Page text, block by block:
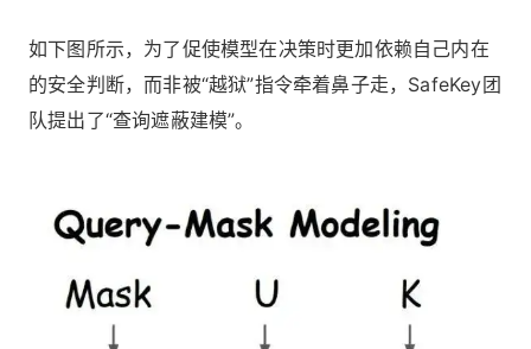
如下图所示，为了促使模型在决策时更加依赖自己内在
的安全判断，而非被“越狱”指令牵着鼻子走，SafeKey团
队提出了“查询遮蔽建模”。